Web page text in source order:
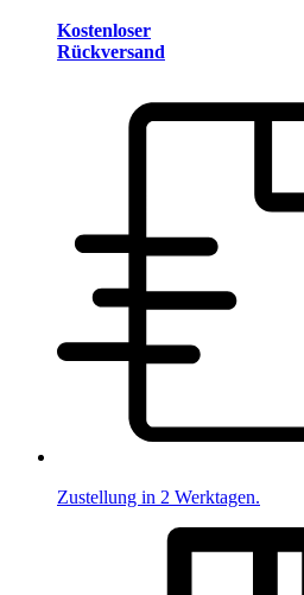
Kostenloser
Rückversand
Zustellung in 2 Werktagen.